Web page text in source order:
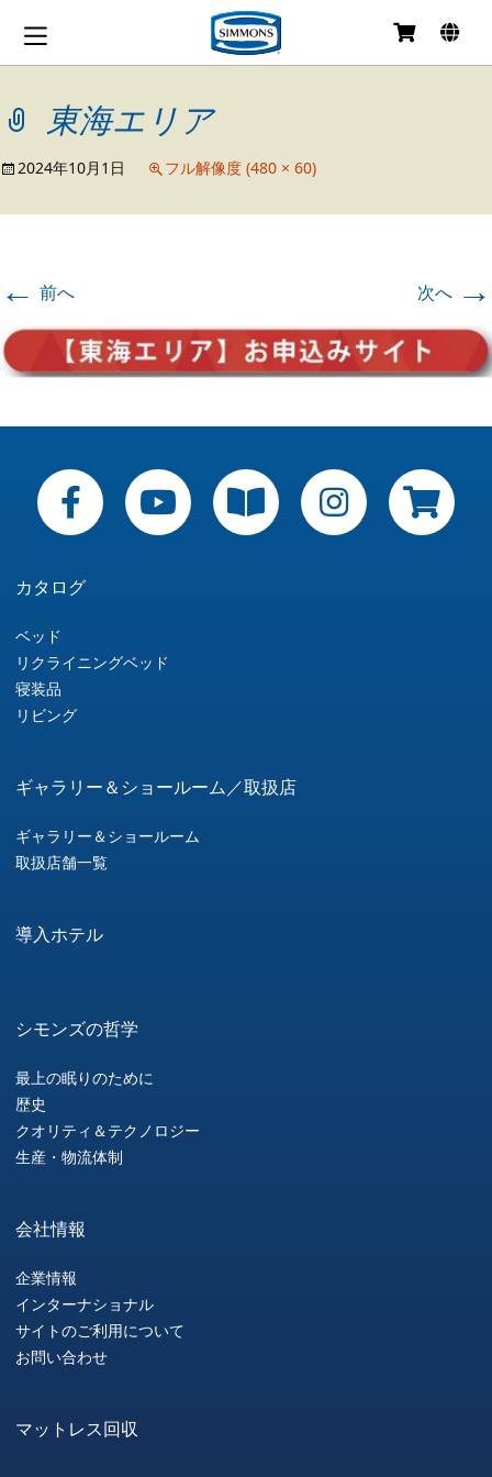
ン
ツ
へ
移
東海エリア
2024年10月1日 フル解像度 (480 × 60)
← 前へ 次へ →
カタログ
ベッド
リクライニングベッド
寝装品
リビング
ギャラリー＆ショールーム／取扱店
ギャラリー＆ショールーム
取扱店舗一覧
導入ホテル
シモンズの哲学
最上の眠りのために
歴史
クオリティ＆テクノロジー
生産・物流体制
会社情報
企業情報
インターナショナル
サイトのご利用について
お問い合わせ
マットレス回収